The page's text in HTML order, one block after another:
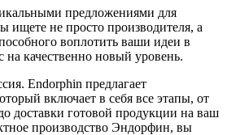
предложениями для
ищете не просто производителя, а
воплотить ваши идеи в
на качественно новый уровень.
Endorphin предлагает
включает в себя все этапы, от
доставки готовой продукции на ваш
производство Эндорфин, вы